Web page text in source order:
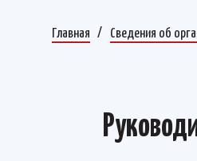
Главная Сведения об